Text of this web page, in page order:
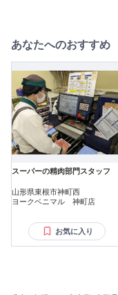
あなたへのおすすめ
スーパーの精肉部門スタッフ
山形県東根市神町西
ヨークベニマル 神町店
お気に入り